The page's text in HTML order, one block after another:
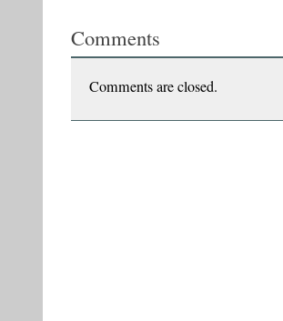
CITIT?,
Comments
Comments are closed.